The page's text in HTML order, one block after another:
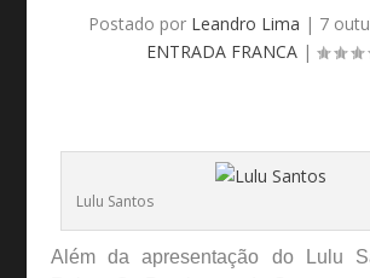
Postado por Leandro Lima | 7
ENTRADA FRANCA|
Lulu Santos
Além da apresentação do Lulu